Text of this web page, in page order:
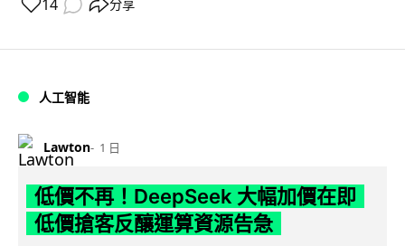
14 分享
人工智能
Lawton 1 日
低價不再！DeepSeek 大幅加價在即
低價搶客反釀運算資源告急